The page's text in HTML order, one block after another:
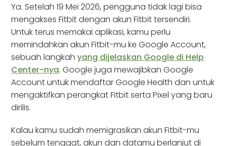
Ya. Setelah 19 Mei 2026, pengguna tidak lagi bisa
mengakses Fitbit dengan akun Fitbit tersendiri.
Untuk terus memakai aplikasi, kamu perlu
memindahkan akun Fitbit-mu ke Google Account,
sebuah langkahyang dijelaskan Google di Help
Center-nya. Google juga mewajibkan Google
Account untuk mendaftar Google Health dan untuk
mengaktifkan perangkat Fitbit serta Pixel yang baru
dirilis.
Kalau kamu sudah memigrasikan akun Fitbit-mu
sebelum tenggat, akun dan datamu berlanjut di